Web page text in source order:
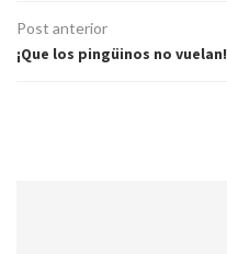
Post anterior
¡Que los pingüinos no vuelan!